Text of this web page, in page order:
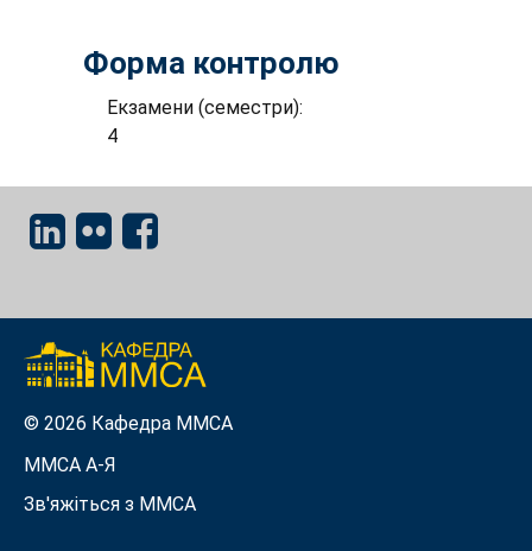
Форма контролю
Екзамени (семестри):
4
© 2026 Кафедра ММСА
ММСА A-Я
Зв'яжіться з MMСА